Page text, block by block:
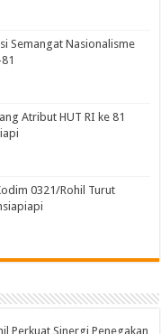
Semangat Nasionalisme
Atribut HUT RI ke 81
0321/Rohil Turut
Perkuat Sinergi Penegakan